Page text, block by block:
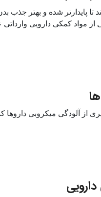
تا پایدارتر شده و بهتر جذب
مواد کمکی دارویی وارداتی
از آلودگی میکروبی داروها